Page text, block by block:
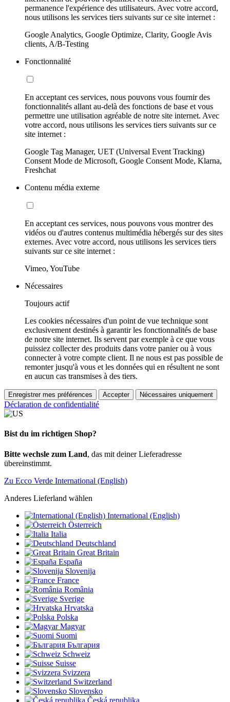
permanence l'expérience des utilisateurs. Avec votre accord,
nous utilisons les services tiers suivants sur ce site internet :
Google Analytics, Google Optimize, Clarity, Google Avis
clients, A/B-Testing
Fonctionnalité
En acceptant ces services, nous pouvons vous fournir des
fonctionnalités allant au-delà des fonctions de base et vous
permettre une utilisation agréable de notre site internet. Avec
votre accord, nous utilisons les services tiers suivants sur ce
site internet :
Google Tag Manager, UET (Universal Event Tracking)
Consent Mode de Microsoft, Google Consent Mode, Klarna,
Freshchat
Contenu média externe
En acceptant ces services, nous pouvons vous montrer des
vidéos ou d'autres contenus multimédia hébergés sur des sites
externes. Avec votre accord, nous utilisons les services tiers
suivants sur ce site internet :
Vimeo, YouTube
Nécessaires
Toujours actif
Les cookies nécessaires d'un point de vue technique sont
exclusivement destinés à garantir les fonctionnalités de base
de notre site internet. Ils servent par exemple à ce que vous
puissiez collecter des produits dans votre panier ou à vous
connecter à votre compte client. Il ne nous est pas possible de
remonter jusqu'à vous et les données qui en résultent ne sont
en aucun cas transmises à des tiers.
Enregistrer mes préférences Accepter Nécessaires uniquement
Déclaration de confidentialité
Bist du im richtigen Shop?
Bitte wechsle zum Land, das mit deiner Lieferadresse
übereinstimmt.
Zu Ecco Verde International (English)
Anderes Lieferland wählen
International (English)
Österreich
Italia
Deutschland
Great Britain
España
Slovenija
France
România
Sverige
Hrvatska
Polska
Magyar
Suomi
България
Schweiz
Suisse
Svizzera
Switzerland
Slovensko
Česká republika